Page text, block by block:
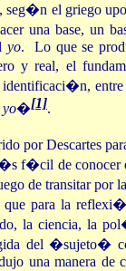
seg�n el griego
una base, un
yo. Lo que se
y real, el
identificaci�n,
yo�[1].
por Descartes
f�cil de conocer
de transitar por
para la
la ciencia, la
del �sujeto�
una manera de